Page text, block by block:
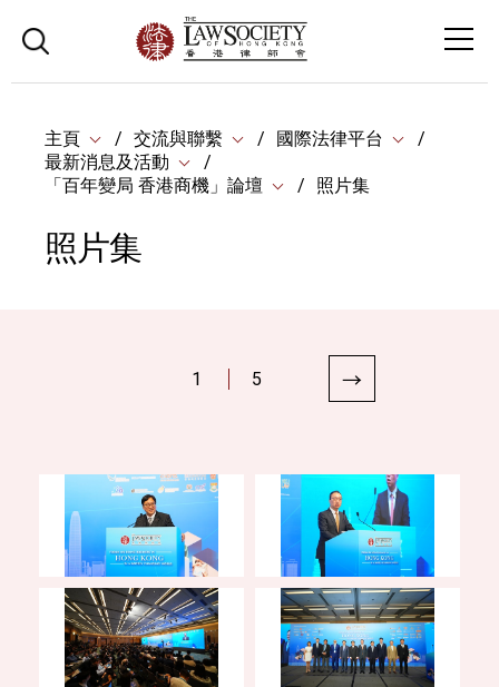
主頁 交流與聯繫
國際法律平台
最新消息及活動
「百年變局 香港商機」論壇
照片集
照片集
1 5